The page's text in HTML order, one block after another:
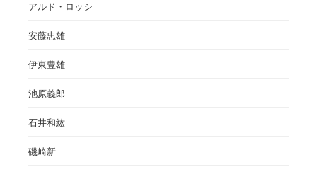
アルド・ロッシ
安藤忠雄
伊東豊雄
池原義郎
石井和紘
磯崎新